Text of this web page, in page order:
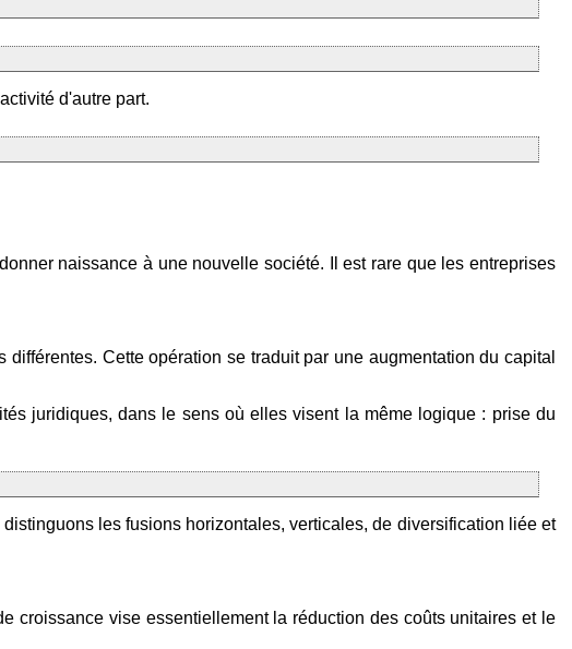
d'autre part.
naissance à une nouvelle société. Il est rare que les entreprises
Cette opération se traduit par une augmentation du capital
juridiques, dans le sens où elles visent la même logique : prise du
les fusions horizontales, verticales, de diversification liée et
croissance vise essentiellement la réduction des coûts unitaires et le